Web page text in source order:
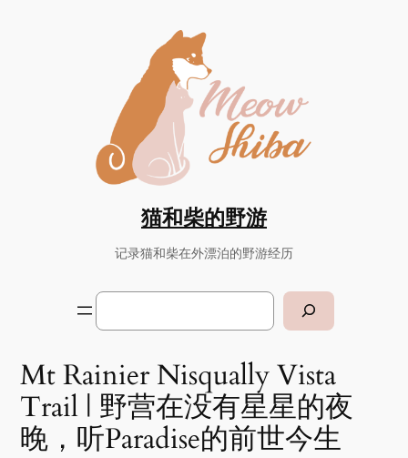
猫和柴的野游
记录猫和柴在外漂泊的野游经历
Search
Mt Rainier Nisqually Vista
Trail | 野营在没有星星的夜
晚，听Paradise的前世今生